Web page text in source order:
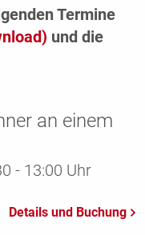
Termine
und die
an einem
- 13:00 Uhr